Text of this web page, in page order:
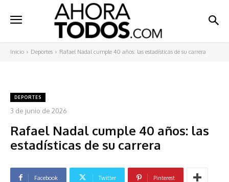
Inicio Deportes Rafael Nadal cumple 40 años: las estadísticas de su carrera
DEPORTES
3 de junio de 2026
Rafael Nadal cumple 40 años: las
estadísticas de su carrera
Facebook Twitter Pinterest